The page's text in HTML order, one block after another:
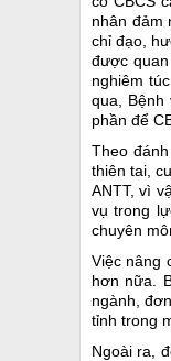
nhân đảm
chỉ đạo,
được
nghiêm
qua, Bệnh
phần để
Theo
thiên tai,
ANTT, vì
vụ trong
chuyên
Việc nâng
hơn nữa.
ngành,
tỉnh trong
Ngoài ra,